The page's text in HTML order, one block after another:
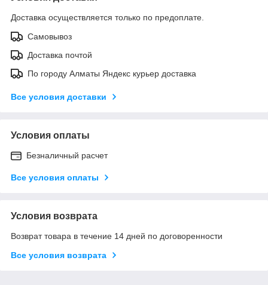
Доставка осуществляется только по предоплате.
Самовывоз
Доставка почтой
По городу Алматы Яндекс курьер доставка
Все условия доставки
Условия оплаты
Безналичный расчет
Все условия оплаты
Условия возврата
Возврат товара в течение 14 дней по договоренности
Все условия возврата